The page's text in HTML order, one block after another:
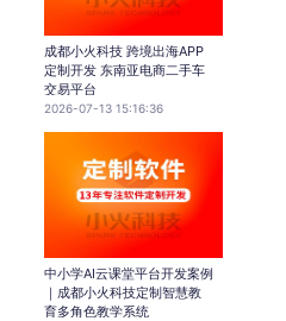
成都小火科技 跨境出海APP
定制开发 东南亚电商二手车
交易平台
2026-07-13 15:16:36
中小学AI云课堂平台开发案例
｜成都小火科技定制智慧教
育多角色教学系统